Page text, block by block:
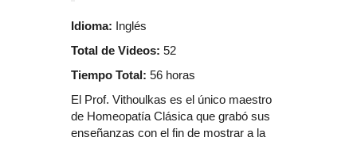
Idioma: Inglés
Total de Videos: 52
Tiempo Total: 56 horas
El Prof. Vithoulkas es el único maestro
de Homeopatía Clásica que grabó sus
enseñanzas con el fin de mostrar a la